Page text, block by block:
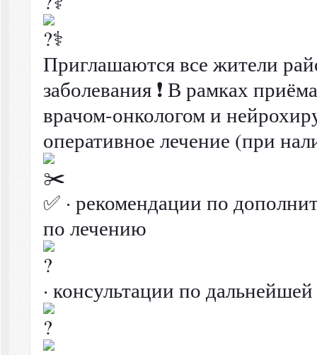
Приглашаются все жители
заболевания ❗ В рамках
врачом-онкологом и
оперативное лечение (при
✅ · рекомендации по
по лечению
· консультации по